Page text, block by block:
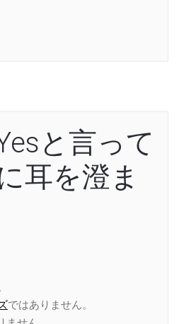
と言って
耳を澄ま
ではありません。